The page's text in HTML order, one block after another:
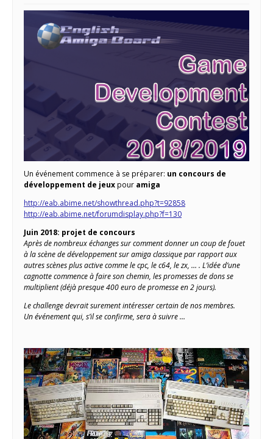
Un événement commence à se préparer: un concours de
développement de jeuxpour amiga
http://eab.abime.net/showthread.php?t=92858
http://eab.abime.net/forumdisplay.php?f=130
Juin 2018: projet de concours
Après de nombreux échanges sur comment donner un coup de fouet
à la scène de développement sur amiga classique par rapport aux
autres scènes plus active comme le cpc, le c64, le zx, … . L’idée d’une
cagnotte commence à faire son chemin, les promesses de dons se
multiplient (déjà presque 400 euro de promesse en 2 jours).
Le challenge devrait surement intéresser certain de nos membres.
Un événement qui, s’il se confirme, sera à suivre …